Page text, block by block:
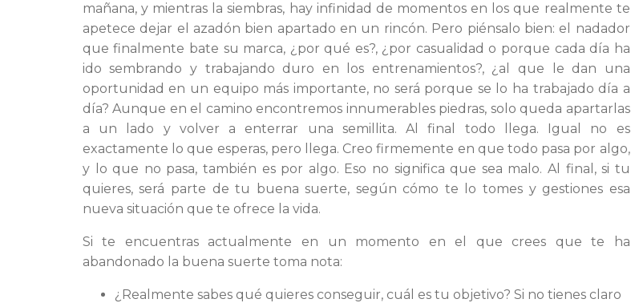
mañana, y mientras la siembras, hay infinidad de momentos en los que realmente te
apetece dejar el azadón bien apartado en un rincón. Pero piénsalo bien: el nadador
que finalmente bate su marca, ¿por qué es?, ¿por casualidad o porque cada día ha
ido sembrando y trabajando duro en los entrenamientos?, ¿al que le dan una
oportunidad en un equipo más importante, no será porque se lo ha trabajado día a
día? Aunque en el camino encontremos innumerables piedras, solo queda apartarlas
a un lado y volver a enterrar una semillita. Al final todo llega. Igual no es
exactamente lo que esperas, pero llega. Creo firmemente en que todo pasa por algo,
y lo que no pasa, también es por algo. Eso no significa que sea malo. Al final, si tu
quieres, será parte de tu buena suerte, según cómo te lo tomes y gestiones esa
nueva situación que te ofrece la vida.
Si te encuentras actualmente en un momento en el que crees que te ha
abandonado la buena suerte toma nota:
¿Realmente sabes qué quieres conseguir, cuál es tu objetivo? Si no tienes claro